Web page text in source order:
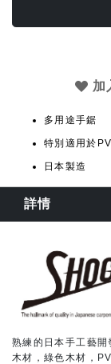
加
多用途手鋸
特別適用於
日本製造
詳情
熟練的日本手工藝
木材，綠色木材，